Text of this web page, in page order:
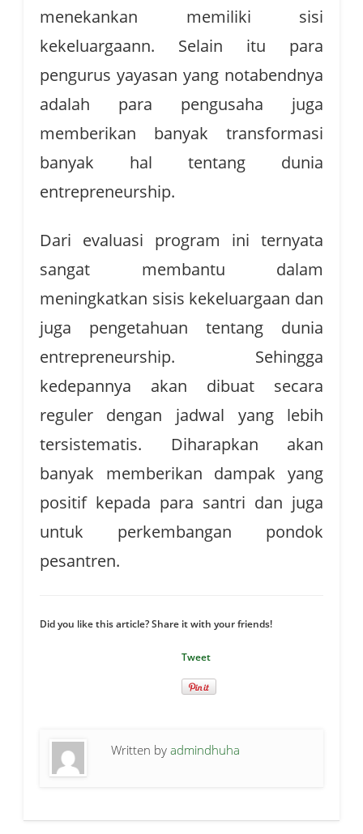
menekankan memiliki sisi
kekeluargaann. Selain itu para
pengurus yayasan yang notabendnya
adalah para pengusaha juga
memberikan banyak transformasi
banyak hal tentang dunia
entrepreneurship.
Dari evaluasi program ini ternyata
sangat membantu dalam
meningkatkan sisis kekeluargaan dan
juga pengetahuan tentang dunia
entrepreneurship. Sehingga
kedepannya akan dibuat secara
reguler dengan jadwal yang lebih
tersistematis. Diharapkan akan
banyak memberikan dampak yang
positif kepada para santri dan juga
untuk perkembangan pondok
pesantren.
Did you like this article? Share it with your friends!
Tweet
Written by admindhuha